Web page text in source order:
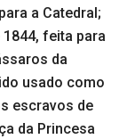
a Catedral;
feita para
da
usado como
escravos de
da Princesa